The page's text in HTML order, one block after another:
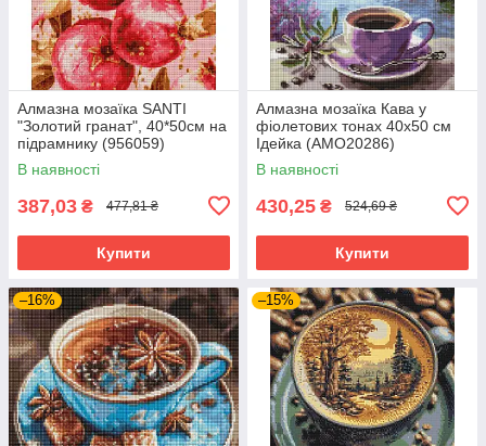
Алмазна мозаїка SANTI
"Золотий гранат", 40*50см на
підрамнику (956059)
В наявності
387,03 ₴ 477,81 ₴
Купити
Алмазна мозаїка Кава у
фіолетових тонах 40х50 см
Ідейка (AMO20286)
В наявності
430,25 ₴ 524,69 ₴
Купити
–16% –15%